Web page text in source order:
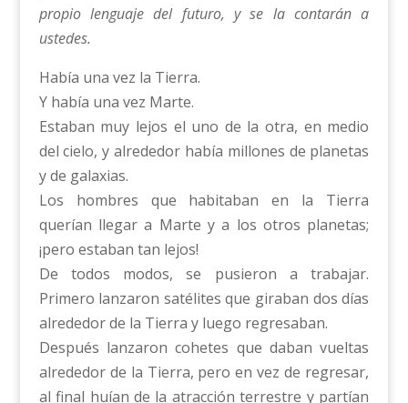
propio lenguaje del futuro, y se la contarán a
ustedes.
Había una vez la Tierra.
Y había una vez Marte.
Estaban muy lejos el uno de la otra, en medio
del cielo, y alrededor había millones de planetas
y de galaxias.
Los hombres que habitaban en la Tierra
querían llegar a Marte y a los otros planetas;
¡pero estaban tan lejos!
De todos modos, se pusieron a trabajar.
Primero lanzaron satélites que giraban dos días
alrededor de la Tierra y luego regresaban.
Después lanzaron cohetes que daban vueltas
alrededor de la Tierra, pero en vez de regresar,
al final huían de la atracción terrestre y partían